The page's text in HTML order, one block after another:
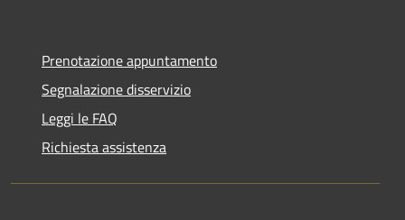
Prenotazione appuntamento
Segnalazione disservizio
Leggi le FAQ
Richiesta assistenza